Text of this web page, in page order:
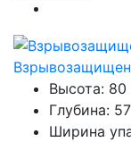
Высота:
Глубина:
Ширина